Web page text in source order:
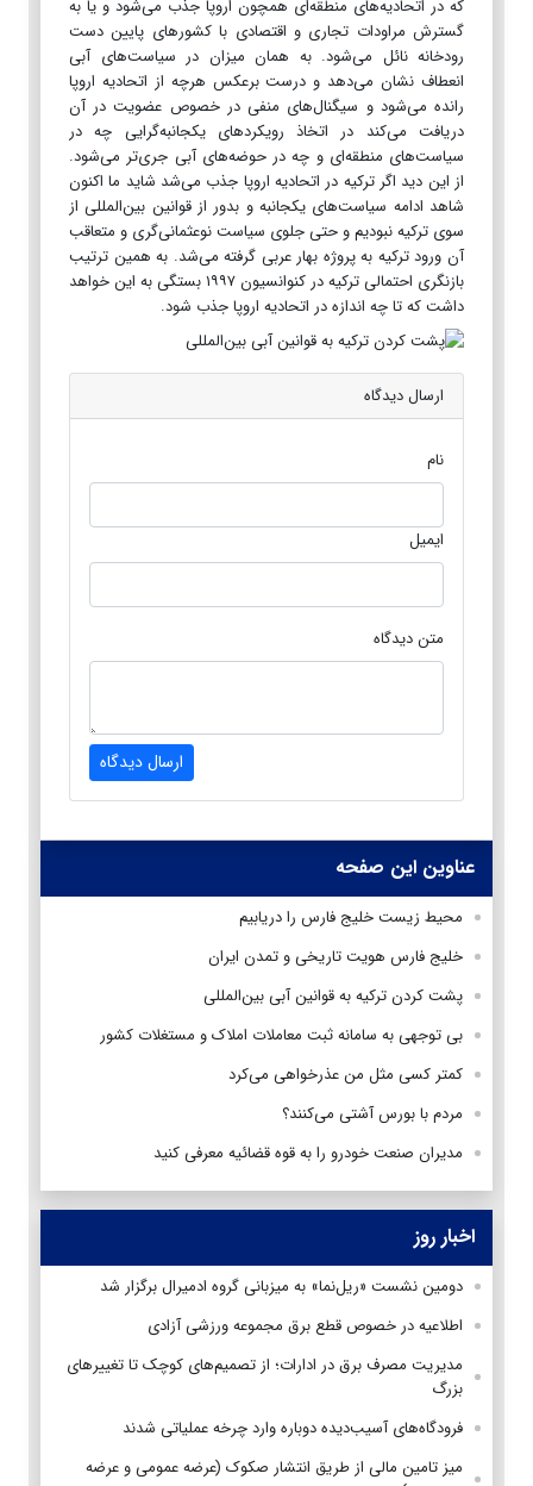
که در اتحادیه‌های منطقه‌­ای همچون اروپا جذب می‌شود و یا به
گسترش مراودات تجاری و اقتصادی با کشورهای پایین دست
رودخانه نائل می‌شود. به همان میزان در سیاست‌های آبی
انعطاف نشان می‌دهد و درست برعکس هرچه از اتحادیه اروپا
رانده می‌شود و سیگنال‌های منفی در خصوص عضویت در آن
دریافت می‌کند در اتخاذ رویکردهای یکجانبه­‌گرایی چه در
سیاست‌های منطقه‌­ای و چه در حوضه‌های آبی جری‌­تر می‌شود.
از این دید اگر ترکیه در اتحادیه اروپا جذب می‌شد شاید ما اکنون
شاهد ادامه سیاست‌های یکجانبه و بدور از قوانین بین‌المللی از
سوی ترکیه نبودیم و حتی جلوی سیاست نوعثمانی‌گری و متعاقب
آن ورود ترکیه به پروژه بهار عربی گرفته می‌شد. به همین ترتیب
بازنگری احتمالی ترکیه در کنوانسیون ۱۹۹۷ بستگی به این خواهد
داشت که تا چه اندازه در اتحادیه اروپا جذب شود.
ارسال دیدگاه
نام
ایمیل
متن دیدگاه
ارسال دیدگاه
عناوین این صفحه
محیط زیست خلیج فارس را دریابیم
خلیج فارس هویت تاریخی و تمدن ایران
پشت کردن ترکیه به قوانین آبی بین‌المللی
بی توجهی به سامانه ثبت معاملات املاک و مستغلات کشور
کمتر کسی مثل من عذرخواهی می‌کرد
مردم با بورس آشتی می‌کنند؟
مدیران صنعت خودرو را به قوه قضائیه معرفی کنید
اخبار روز
دومین نشست «ریل‌نما» به میزبانی گروه ادمیرال برگزار شد
اطلاعیه در خصوص قطع برق مجموعه ورزشی آزادی
مدیریت مصرف برق در ادارات؛ از تصمیم‌های کوچک تا تغییرهای
بزرگ
فرودگاه‌های آسیب‌دیده دوباره وارد چرخه عملیاتی شدند
میز تامین مالی از طریق انتشار صکوک (عرضه عمومی و عرضه